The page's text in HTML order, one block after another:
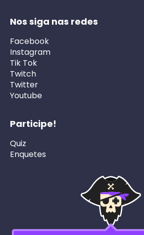
Nos siga nas redes
Facebook
Instagram
Tik Tok
Twitch
Twitter
Youtube
Participe!
Quiz
Enquetes